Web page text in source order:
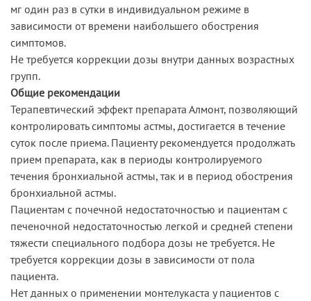
мг один раз в сутки в индивидуальном режиме в
зависимости от времени наибольшего обострения
симптомов.
Не требуется коррекции дозы внутри данных возрастных
групп.
Общие рекомендации
Терапевтический эффект препарата Алмонт, позволяющий
контролировать симптомы астмы, достигается в течение
суток после приема. Пациенту рекомендуется продолжать
прием препарата, как в периоды контролируемого
течения бронхиальной астмы, так и в период обострения
бронхиальной астмы.
Пациентам с почечной недостаточностью и пациентам с
печеночной недостаточностью легкой и средней степени
тяжести специального подбора дозы не требуется. Не
требуется коррекции дозы в зависимости от пола
пациента.
Нет данных о применении монтелукаста у пациентов с